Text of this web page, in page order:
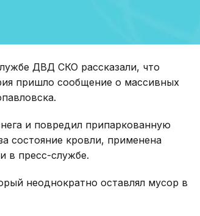
ДВД СКО рассказали, что
пришло сообщение о массивных
и повредил припаркованную
состояние кровли, применена
в пресс-службе.
неоднократно оставлял мусор в